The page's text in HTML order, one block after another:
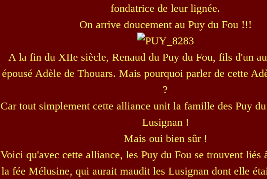
fondatrice de leur lignée.
On arrive doucement au Puy du Fou !!!
A la fin du XIIe siècle, Renaud du Puy du Fou, fils d'un
épousé Adèle de Thouars. Mais pourquoi parler de cette
?
Car tout simplement cette alliance unit la famille des Puy
Lusignan !
Mais oui bien sûr !
Voici qu'avec cette alliance, les Puy du Fou se trouvent liés
la fée Mélusine, qui aurait maudit les Lusignan dont elle